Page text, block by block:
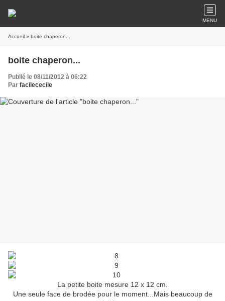
MENU
Accueil » boite chaperon...
boite chaperon...
Publié le 08/11/2012 à 06:22
Par facilececile
La petite boite mesure 12 x 12 cm.
Une seule face de brodée pour le moment...Mais beaucoup de